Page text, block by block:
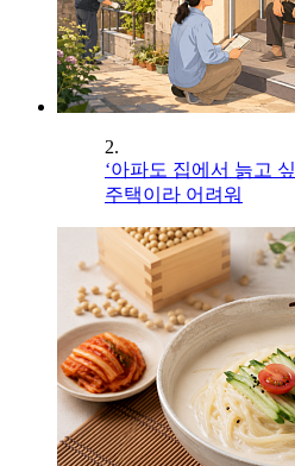
2.
‘아파도 집에서 늙고
주택이라 어려워